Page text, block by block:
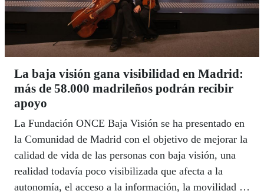
La baja visión gana visibilidad en Madrid:
más de 58.000 madrileños podrán recibir
apoyo
La Fundación ONCE Baja Visión se ha presentado en
la Comunidad de Madrid con el objetivo de mejorar la
calidad de vida de las personas con baja visión, una
realidad todavía poco visibilizada que afecta a la
autonomía, el acceso a la información, la movilidad y